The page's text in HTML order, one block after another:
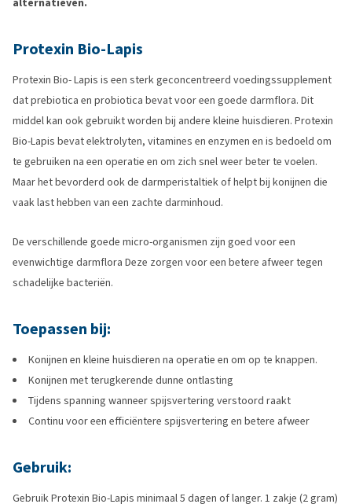
Protexin Bio-Lapis
Protexin Bio- Lapis is een sterk geconcentreerd voedingssupplement
dat prebiotica en probiotica bevat voor een goede darmflora. Dit
middel kan ook gebruikt worden bij andere kleine huisdieren. Protexin
Bio-Lapis bevat elektrolyten, vitamines en enzymen en is bedoeld om
te gebruiken na een operatie en om zich snel weer beter te voelen.
Maar het bevorderd ook de darmperistaltiek of helpt bij konijnen die
vaak last hebben van een zachte darminhoud.
De verschillende goede micro-organismen zijn goed voor een
evenwichtige darmflora Deze zorgen voor een betere afweer tegen
schadelijke bacteriën.
Toepassen bij:
Konijnen en kleine huisdieren na operatie en om op te knappen.
Konijnen met terugkerende dunne ontlasting
Tijdens spanning wanneer spijsvertering verstoord raakt
Continu voor een efficiëntere spijsvertering en betere afweer
Gebruik:
Gebruik Protexin Bio-Lapis minimaal 5 dagen of langer. 1 zakje (2 gram)